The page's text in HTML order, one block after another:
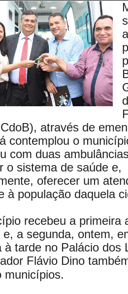
através de
contemplou o
com duas
o sistema de saúde e,
oferecer um
à população daquela
recebeu a primeira
e, a segunda, ontem,
à tarde no Palácio dos
Flávio Dino
municípios.